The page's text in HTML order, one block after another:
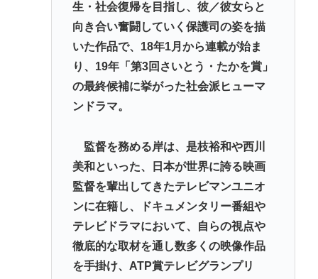
生・社会復帰を目指し、彼／彼女らと
向き合い奮闘していく保護司の姿を描
いた作品で、18年1月から連載が始ま
り、19年「第3回さいとう・たかを賞」
の最終候補に挙がった社会派ヒューマ
ンドラマ。
監督を務める岸は、是枝裕和や西川
美和といった、日本が世界に誇る映画
監督を輩出してきたテレビマンユニオ
ンに在籍し、ドキュメンタリー番組や
テレビドラマにおいて、自らの視点や
徹底的な取材を通し数多くの映像作品
を手掛け、ATP賞テレビグランプリ